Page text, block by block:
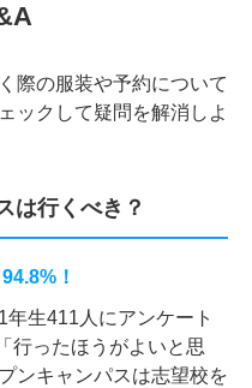
際の服装や予約について
ックして疑問を解消しよ
は行くべき？
！
生411人にアンケート
行ったほうがよいと思
ンキャンパスは志望校を